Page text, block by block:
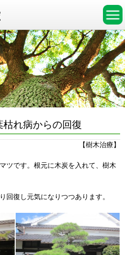
れ病からの回復
【樹木治療】
ツです。根元に木炭を入れて、樹木
回復し元気になりつつあります。